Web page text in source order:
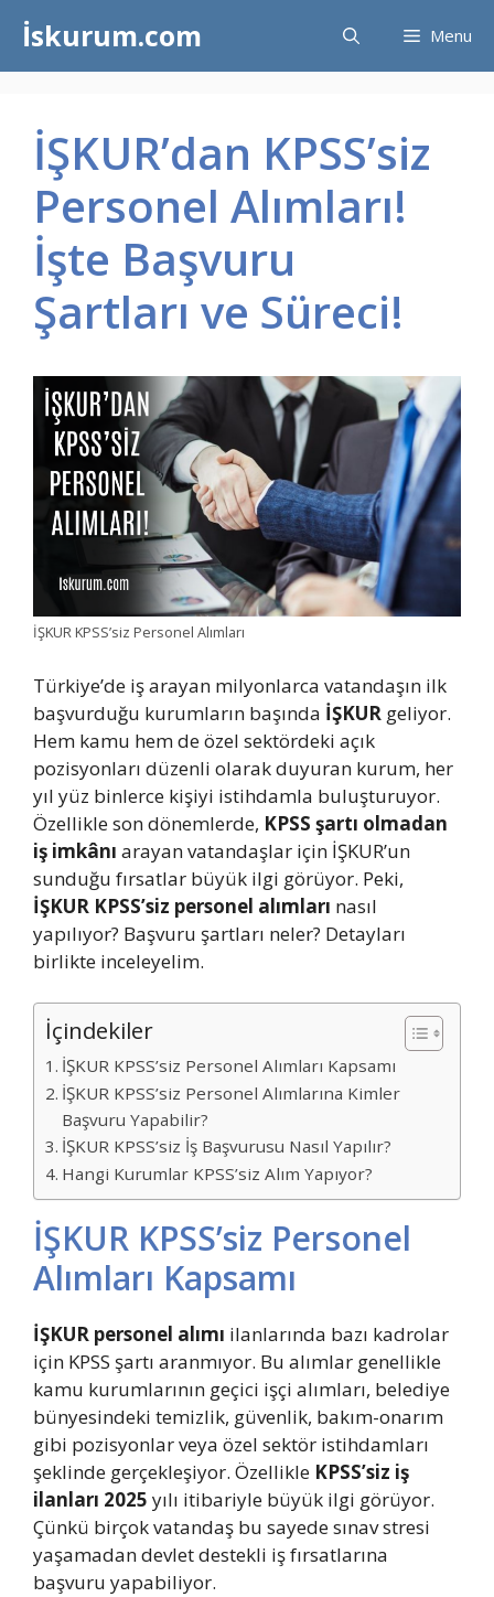
atlaİskurum.com Menu
İŞKUR’dan KPSS’siz
Personel Alımları!
İşte Başvuru
Şartları ve Süreci!
İŞKUR KPSS’siz Personel Alımları
Türkiye’de iş arayan milyonlarca vatandaşın ilk
başvurduğu kurumların başında İŞKUR geliyor.
Hem kamu hem de özel sektördeki açık
pozisyonları düzenli olarak duyuran kurum, her
yıl yüz binlerce kişiyi istihdamla buluşturuyor.
Özellikle son dönemlerde, KPSS şartı olmadan
iş imkânı arayan vatandaşlar için İŞKUR’un
sunduğu fırsatlar büyük ilgi görüyor. Peki,
İŞKUR KPSS’siz personel alımları nasıl
yapılıyor? Başvuru şartları neler? Detayları
birlikte inceleyelim.
İçindekiler
İŞKUR KPSS’siz Personel Alımları Kapsamı
İŞKUR KPSS’siz Personel Alımlarına Kimler
Başvuru Yapabilir?
İŞKUR KPSS’siz İş Başvurusu Nasıl Yapılır?
Hangi Kurumlar KPSS’siz Alım Yapıyor?
İŞKUR KPSS’siz Personel
Alımları Kapsamı
İŞKUR personel alımı ilanlarında bazı kadrolar
için KPSS şartı aranmıyor. Bu alımlar genellikle
kamu kurumlarının geçici işçi alımları, belediye
bünyesindeki temizlik, güvenlik, bakım-onarım
gibi pozisyonlar veya özel sektör istihdamları
şeklinde gerçekleşiyor. Özellikle KPSS’siz iş
ilanları 2025 yılı itibariyle büyük ilgi görüyor.
Çünkü birçok vatandaş bu sayede sınav stresi
yaşamadan devlet destekli iş fırsatlarına
başvuru yapabiliyor.